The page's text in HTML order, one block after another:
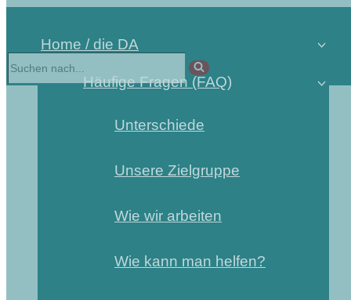
Home / die DA
Häufige Fragen (FAQ)
Unterschiede
Unsere Zielgruppe
Wie wir arbeiten
Wie kann man helfen?